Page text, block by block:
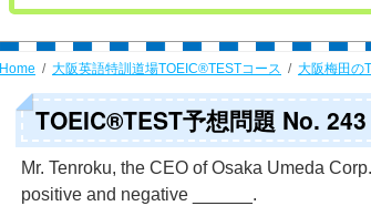
Home 大阪英語特訓道場TOEIC®TESTコース 大阪梅田の
TOEIC®TEST予想問題 No. 243
Mr. Tenroku, the CEO of Osaka Umeda
positive and negative ______.